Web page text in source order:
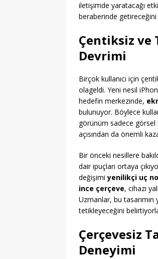
iletişimde yaratacağı
beraberinde getireceğini
Çentiksiz ve
Devrimi
Birçok kullanıcı için
olageldi. Yeni nesil
hedefin merkezinde,
bulunuyor. Böylece
görünüm sadece görsel
açısından da önemli
Bir önceki nesillere
dair ipuçları ortaya
değişimiyenilikçi uç
ince çerçeve, cihazı
Uzmanlar, bu tasarımın
tetikleyeceğini
Çerçevesiz
Deneyimi